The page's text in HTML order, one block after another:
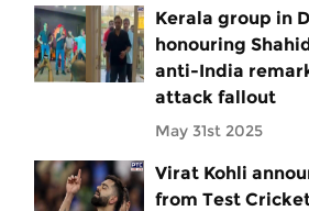
Kerala group in
honouring
anti-India
attack fallout
May 31st 2025
Virat Kohli
from Test